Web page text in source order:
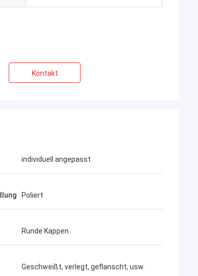
Kontakt
individuell angepasst
Poliert
Runde Kappen
Geschweißt, verlegt, geflanscht, usw.